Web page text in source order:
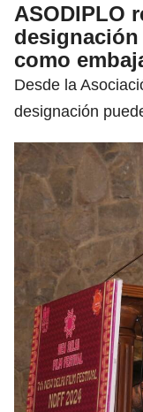
ASODIPLO
designación
como
Desde la
designación